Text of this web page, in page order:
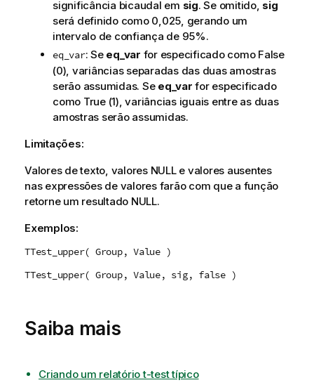
significância bicaudal em sig. Se omitido, sig
será definido como 0,025, gerando um
intervalo de confiança de 95%.
eq_var: Se eq_var for especificado como False
(0), variâncias separadas das duas amostras
serão assumidas. Se eq_var for especificado
como True(1), variâncias iguais entre as duas
amostras serão assumidas.
Limitações:
Valores de texto, valores NULLe valores ausentes
nas expressões de valores farão com que a função
retorne um resultado NULL.
Exemplos:
TTest_upper( Group, Value )
TTest_upper( Group, Value, sig, false )
Saiba mais
Criando um relatório t-test típico